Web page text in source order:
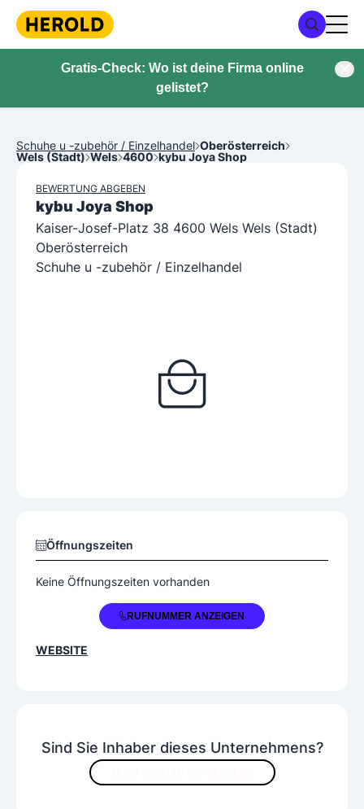
Gratis-Check: Wo ist deine Firma online
gelistet?
Schuhe u -zubehör / Einzelhandel Oberösterreich
Wels (Stadt) Wels 4600 kybu Joya Shop
BEWERTUNG ABGEBEN
kybu Joya Shop
Kaiser-Josef-Platz 38 4600 Wels Wels (Stadt)
Oberösterreich
Schuhe u -zubehör / Einzelhandel
Sind Sie Inhaber dieses Unternehmens?
Öffnungszeiten
Keine Öffnungszeiten vorhanden
+43 7242 360594RUFNUMMER ANZEIGEN
WEBSITE